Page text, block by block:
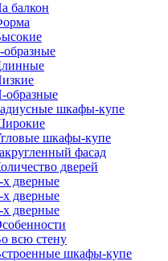
балкон
образные
образные
шкафы-купе
шкафы-купе
фасад
дверей
х дверные
х дверные
х дверные
всю стену
шкафы-купе